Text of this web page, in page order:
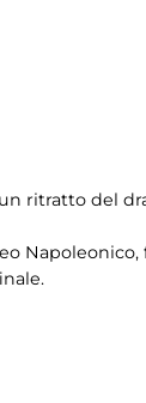
ritratto del